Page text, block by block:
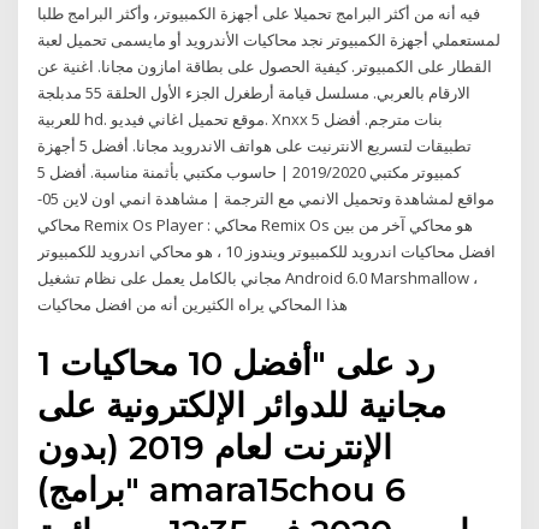
فيه أنه من أكثر البرامج تحميلا على أجهزة الكمبيوتر، وأكثر البرامج طلبا
لمستعملي أجهزة الكمبيوتر نجد محاكيات الأندرويد أو مايسمى تحميل لعبة
القطار على الكمبيوتر. كيفية الحصول على بطاقة امازون مجانا. اغنية عن
الارقام بالعربي. مسلسل قيامة أرطغرل الجزء الأول الحلقة 55 مدبلجة
للعربية hd. موقع تحميل اغاني فيديو. Xnxx بنات مترجم. أفضل 5
تطبيقات لتسريع الانترنيت على هواتف الاندرويد مجانا. أفضل 5 أجهزة
كمبيوتر مكتبي 2019/2020 | حاسوب مكتبي بأثمنة مناسبة. أفضل 5
مواقع لمشاهدة وتحميل الانمي مع الترجمة | مشاهدة انمي اون لاين 05-
محاكي Remix Os Player : محاكي Remix Os هو محاكي آخر من بين
افضل محاكيات اندرويد للكمبيوتر ويندوز 10 ، هو محاكي اندرويد للكمبيوتر
مجاني بالكامل يعمل على نظام تشغيل Android 6.0 Marshmallow ،
هذا المحاكي يراه الكثيرين أنه من افضل محاكيات
1 رد على "أفضل 10 محاكيات
مجانية للدوائر الإلكترونية على
الإنترنت لعام 2019 (بدون
برامج)" amara15chou 6